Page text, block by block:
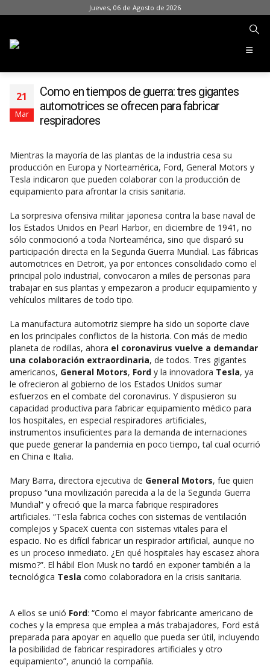
Jueves, 06 de Agosto de 2026
21
Mar
Como en tiempos de guerra: tres gigantes
automotrices se ofrecen para fabricar
respiradores
Mientras la mayoría de las plantas de la industria cesa su
producción en Europa y Norteamérica, Ford, General Motors y
Tesla indicaron que pueden colaborar con la producción de
equipamiento para afrontar la crisis sanitaria.
La sorpresiva ofensiva militar japonesa contra la base naval de
los Estados Unidos en Pearl Harbor, en diciembre de 1941, no
sólo conmocionó a toda Norteamérica, sino que disparó su
participación directa en la Segunda Guerra Mundial. Las fábricas
automotrices en Detroit, ya por entonces consolidado como el
principal polo industrial, convocaron a miles de personas para
trabajar en sus plantas y empezaron a producir equipamiento y
vehículos militares de todo tipo.
La manufactura automotriz siempre ha sido un soporte clave
en los principales conflictos de la historia. Con más de medio
planeta de rodillas, ahora el coronavirus vuelve a demandar
una colaboración extraordinaria, de todos. Tres gigantes
americanos, General Motors, Ford y la innovadora Tesla, ya
le ofrecieron al gobierno de los Estados Unidos sumar
esfuerzos en el combate del coronavirus. Y dispusieron su
capacidad productiva para fabricar equipamiento médico para
los hospitales, en especial respiradores artificiales,
instrumentos insuficientes para la demanda de internaciones
que puede generar la pandemia en poco tiempo, tal cual ocurrió
en China e Italia.
Mary Barra, directora ejecutiva de General Motors, fue quien
propuso “una movilización parecida a la de la Segunda Guerra
Mundial” y ofreció que la marca fabrique respiradores
artificiales. “Tesla fabrica coches con sistemas de ventilación
complejos y SpaceX cuenta con sistemas vitales para el
espacio. No es difícil fabricar un respirador artificial, aunque no
es un proceso inmediato. ¿En qué hospitales hay escasez ahora
mismo?”. El hábil Elon Musk no tardó en exponer también a la
tecnológica Tesla como colaboradora en la crisis sanitaria.
A ellos se unió Ford: “Como el mayor fabricante americano de
coches y la empresa que emplea a más trabajadores, Ford está
preparada para apoyar en aquello que pueda ser útil, incluyendo
la posibilidad de fabricar respiradores artificiales y otro
equipamiento”, anunció la compañía.